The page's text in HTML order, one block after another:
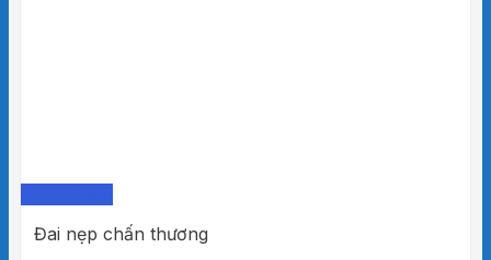
Đai nẹp chấn thương